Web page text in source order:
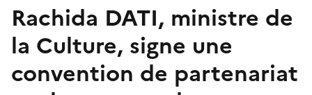
Rachida DATI, ministre de
la Culture, signe une
convention de partenariat